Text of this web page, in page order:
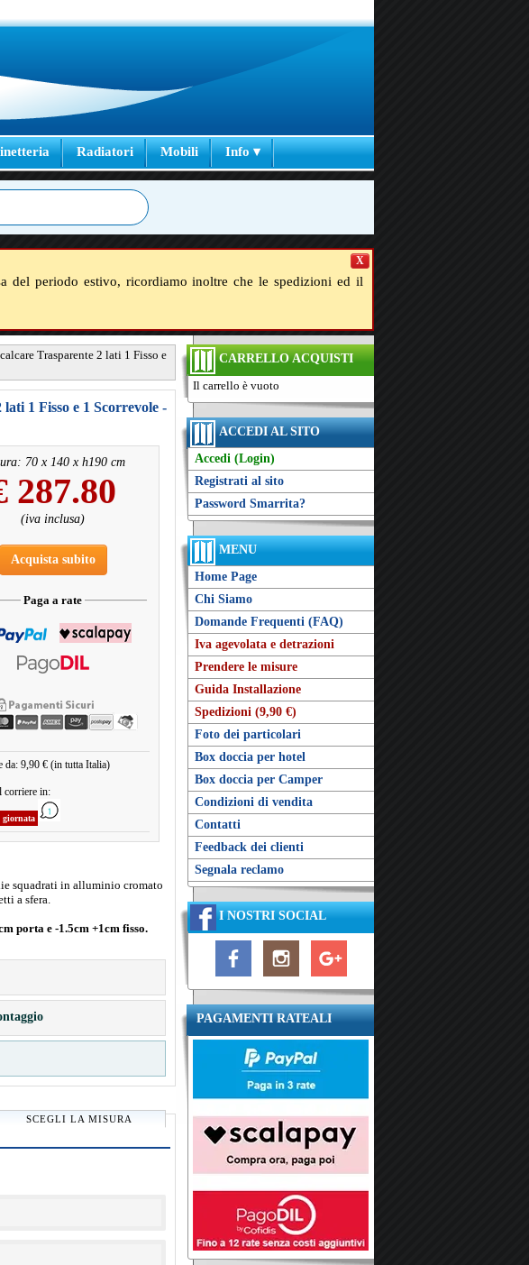
Radiatori Mobili Info ▾
del periodo estivo, ricordiamo inoltre che le spedizioni ed il
X
CARRELLO ACQUISTI
Il carrello è vuoto
ACCEDI AL SITO
Accedi (Login)
Registrati al sito
Password Smarrita?
MENU
Home Page
Chi Siamo
Domande Frequenti (FAQ)
Iva agevolata e detrazioni
Prendere le misure
Guida Installazione
Spedizioni (9,90 €)
Foto dei particolari
Box doccia per hotel
Box doccia per Camper
Condizioni di vendita
Contatti
Feedback dei clienti
Segnala reclamo
I NOSTRI SOCIAL
PAGAMENTI RATEALI
Trasparente 2 lati 1 Fisso e
1 Fisso e 1 Scorrevole -
70 x 140 x h190 cm
287.80
(iva inclusa)
Acquista subito
Paga a rate
da: 9,90 € (in tutta Italia)
corriere in:
giornata
squadrati in alluminio cromato
a sfera.
porta e -1.5cm +1cm fisso.
SCEGLI LA MISURA